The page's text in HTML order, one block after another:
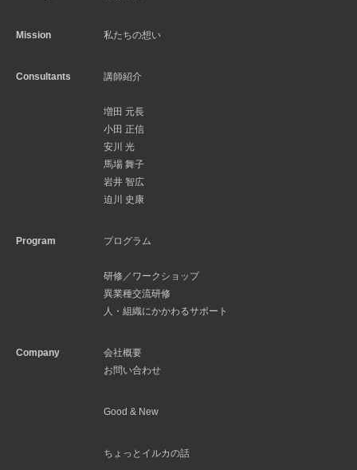
Mission 私たちの想い
Consultants 講師紹介
増田 元長
小田 正信
安川 光
馬場 舞子
岩井 智広
迫川 史康
Program プログラム
研修／ワークショップ
異業種交流研修
人・組織にかかわるサポート
Company
会社概要
お問い合わせ
Good & New
ちょっとイルカの話